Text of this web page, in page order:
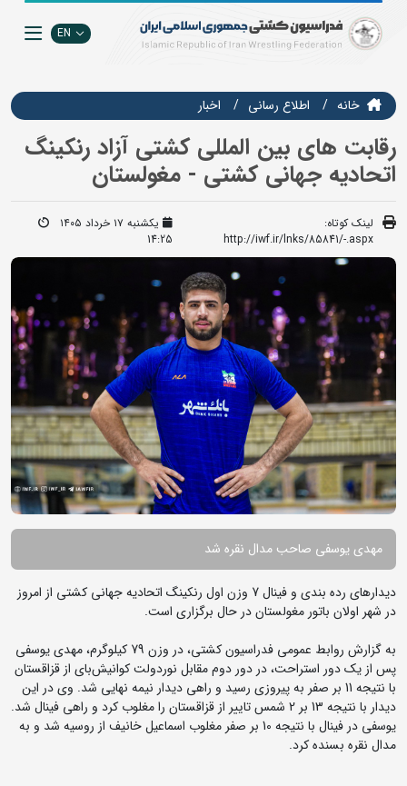
EN
خانه اطلاع رسانی اخبار
رقابت های بین المللی کشتی آزاد رنکینگ
اتحادیه جهانی کشتی - مغولستان
لینک کوتاه:
http://iwf.ir/lnks/85841/-.aspx
یکشنبه ۱۷ خرداد ۱۴۰۵
14:25
مهدی یوسفی صاحب مدال نقره شد
دیدارهای رده بندی و فینال 7 وزن اول رنکینگ اتحادیه جهانی کشتی از امروز
در شهر اولان باتور مغولستان در حال برگزاری است.
به گزارش روابط عمومی فدراسیون کشتی، در وزن 79 کیلوگرم، مهدی یوسفی
پس از یک دور استراحت، در دور دوم مقابل نوردولت کوانیش‌بای از قزاقستان
با نتیجه 11 بر صفر به پیروزی رسید و راهی دیدار نیمه نهایی شد. وی در این
دیدار با نتیجه 13 بر 2 شمس تاییر از قزاقستان را مغلوب کرد و راهی فینال شد.
یوسفی در فینال با نتیجه 10 بر صفر مغلوب اسماعیل خانیف از روسیه شد و به
مدال نقره بسنده کرد.